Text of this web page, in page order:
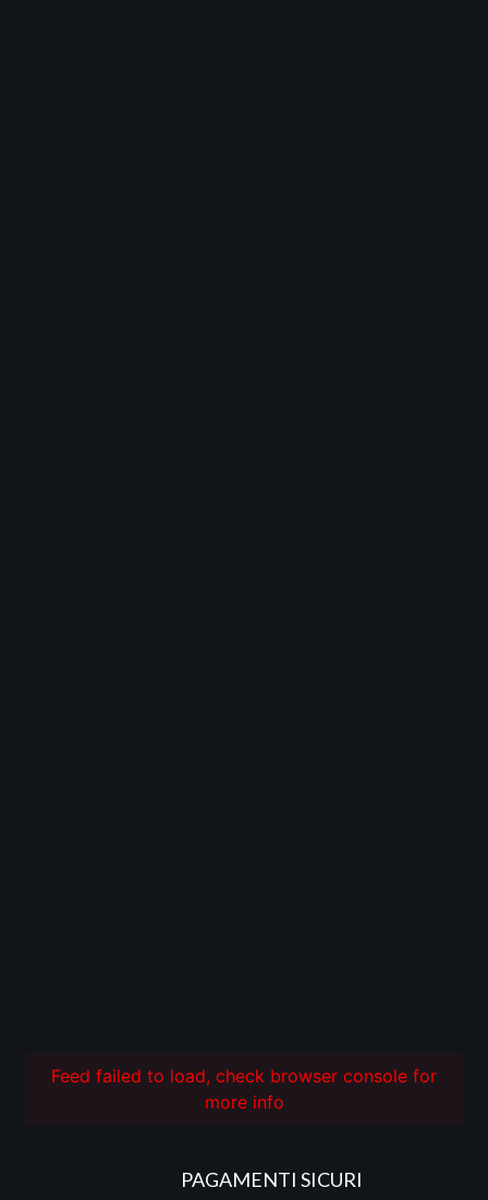
Feed failed to load, check browser console for
more info
PAGAMENTI SICURI